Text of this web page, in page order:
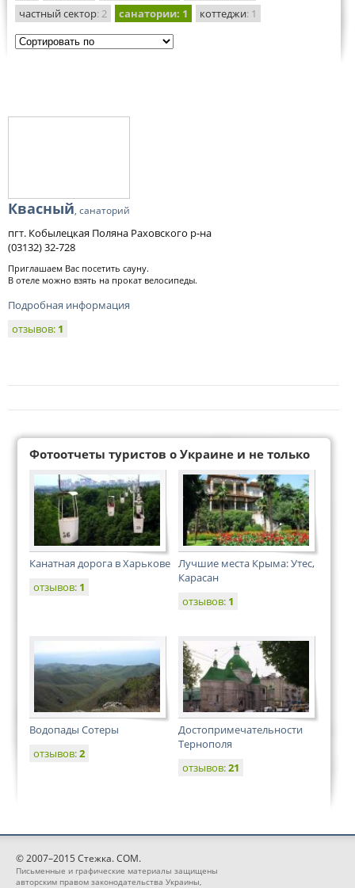
частный сектор: 2 санатории: 1 коттеджи: 1
Квасный, санаторий
пгт. Кобылецкая Поляна Раховского р-на
(03132) 32-728
Приглашаем Вас посетить сауну.
В отеле можно взять на прокат велосипеды.
Подробная информация
отзывов: 1
Фотоотчеты туристов о Украине и не только
Канатная дорога в Харькове
отзывов: 1
Лучшие места Крыма: Утес,
Карасан
отзывов: 1
Водопады Сотеры
отзывов:2
Достопримечательности
Тернополя
отзывов:21
© 2007–2015 Стежка. COM.
Письменные и графические материалы защищены
авторским правом законодательства Украины,